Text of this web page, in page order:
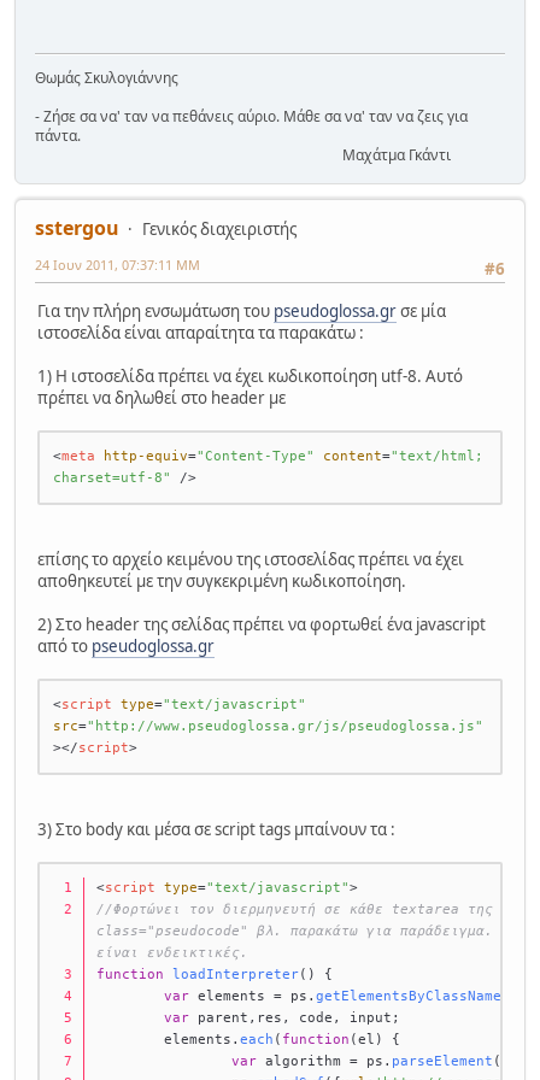
Θωμάς Σκυλογιάννης
- Ζήσε σα να' ταν να πεθάνεις αύριο. Μάθε σα να' ταν να ζεις για
πάντα.
Μαχάτμα Γκάντι
sstergou
Γενικός διαχειριστής
#6
24 Ιουν 2011, 07:37:11 ΜΜ
Για την πλήρη ενσωμάτωση του pseudoglossa.grσε μία
ιστοσελίδα είναι απαραίτητα τα παρακάτω :
1) Η ιστοσελίδα πρέπει να έχει κωδικοποίηση utf-8. Αυτό
πρέπει να δηλωθεί στο header με
<meta http-equiv="Content-Type" content="text/html;
charset=utf-8"
/>
επίσης το αρχείο κειμένου της ιστοσελίδας πρέπει να έχει
αποθηκευτεί με την συγκεκριμένη κωδικοποίηση.
2) Στο header της σελίδας πρέπει να φορτωθεί ένα javascript
από το pseudoglossa.gr
<script type="text/javascript"
src="http://www.pseudoglossa.gr/js/pseudoglossa.js"
></script>
3) Στο body και μέσα σε script tags μπαίνουν τα :
<script type="text/javascript">
//Φορτώνει τον διερμηνευτή σε κάθε textarea της
class="pseudocode" βλ. παρακάτω για παράδειγμα. Οι
είναι ενδεικτικές.
function
loadInterpreter( ) {
var elements = ps.getElementsByClassName
var parent,res, code, input;
	elements.
each ( function (el ) {
var algorithm = ps. parseElement (el);